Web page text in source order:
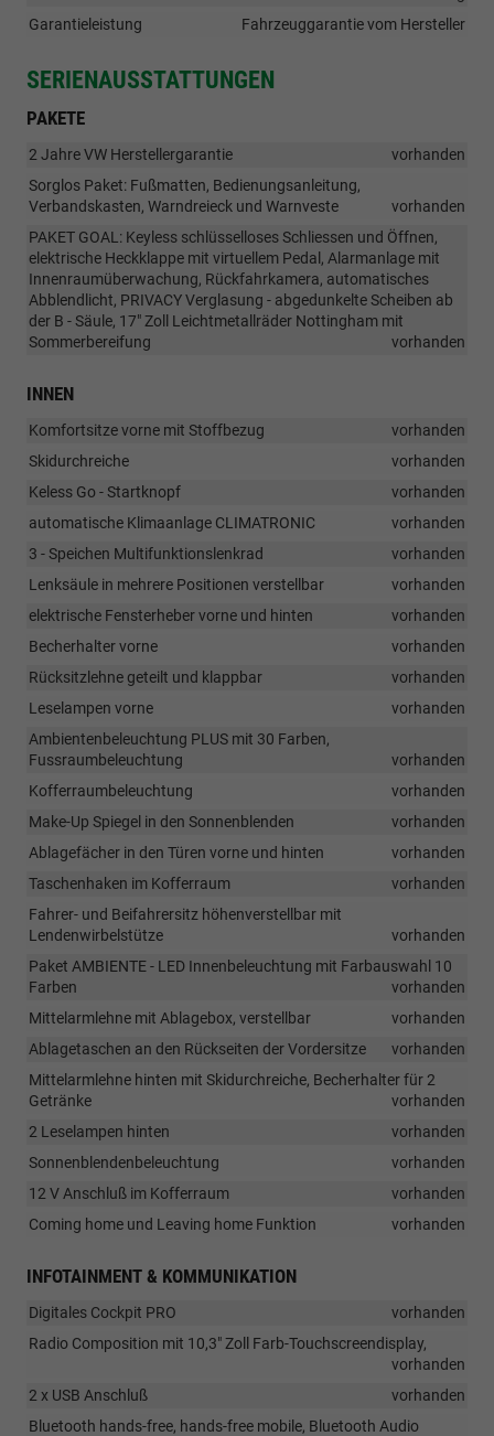
Garantieleistung
Fahrzeuggarantie vom Hersteller
SERIENAUSSTATTUNGEN
PAKETE
2 Jahre VW Herstellergarantie
vorhanden
Sorglos Paket: Fußmatten, Bedienungsanleitung,
Verbandskasten, Warndreieck und Warnveste
vorhanden
PAKET GOAL: Keyless schlüsselloses Schliessen und Öffnen,
elektrische Heckklappe mit virtuellem Pedal, Alarmanlage mit
Innenraumüberwachung, Rückfahrkamera, automatisches
Abblendlicht, PRIVACY Verglasung - abgedunkelte Scheiben ab
der B - Säule, 17" Zoll Leichtmetallräder Nottingham mit
Sommerbereifung
vorhanden
INNEN
Komfortsitze vorne mit Stoffbezug
vorhanden
Skidurchreiche
vorhanden
Keless Go - Startknopf
vorhanden
automatische Klimaanlage CLIMATRONIC
vorhanden
3 - Speichen Multifunktionslenkrad
vorhanden
Lenksäule in mehrere Positionen verstellbar
vorhanden
elektrische Fensterheber vorne und hinten
vorhanden
Becherhalter vorne
vorhanden
Rücksitzlehne geteilt und klappbar
vorhanden
Leselampen vorne
vorhanden
Ambientenbeleuchtung PLUS mit 30 Farben,
Fussraumbeleuchtung
vorhanden
Kofferraumbeleuchtung
vorhanden
Make-Up Spiegel in den Sonnenblenden
vorhanden
Ablagefächer in den Türen vorne und hinten
vorhanden
Taschenhaken im Kofferraum
vorhanden
Fahrer- und Beifahrersitz höhenverstellbar mit
Lendenwirbelstütze
vorhanden
Paket AMBIENTE - LED Innenbeleuchtung mit Farbauswahl 10
Farben
vorhanden
Mittelarmlehne mit Ablagebox, verstellbar
vorhanden
Ablagetaschen an den Rückseiten der Vordersitze
vorhanden
Mittelarmlehne hinten mit Skidurchreiche, Becherhalter für 2
Getränke
vorhanden
2 Leselampen hinten
vorhanden
Sonnenblendenbeleuchtung
vorhanden
12 V Anschluß im Kofferraum
vorhanden
Coming home und Leaving home Funktion
vorhanden
INFOTAINMENT & KOMMUNIKATION
Digitales Cockpit PRO
vorhanden
Radio Composition mit 10,3" Zoll Farb-Touchscreendisplay,
vorhanden
2 x USB Anschluß
vorhanden
Bluetooth hands-free, hands-free mobile, Bluetooth Audio